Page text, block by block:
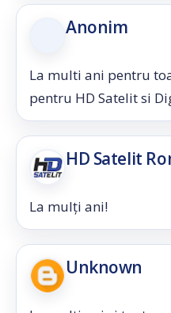
Anonim
La multi ani pentru
pentru HD Satelit si
HD Satelit
La mulți ani!
Unknown